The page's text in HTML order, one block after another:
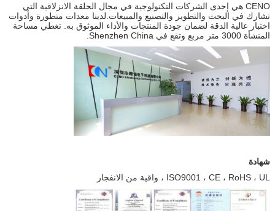
CENO هي إحدى الشركات التكنولوجية في مجال الحلقة الانزلاقية التي
تشارك في البحث والتطوير والتصنيع والمبيعات.لدينا معدات متطورة وأدوات
اختبار عالية الدقة لضمان جودة المنتجات والأداء الموثوق به. تغطي مساحة
المنشأة 3000 متر مربع وتقع في Shenzhen China.
شهادة
ISO9001 ، CE ، RoHS ، UL ، واقية من الانفجار